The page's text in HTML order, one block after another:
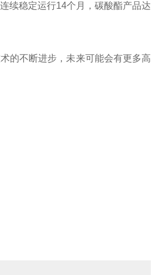
续稳定运行14个月，碳酸酯产品达
的不断进步，未来可能会有更多高